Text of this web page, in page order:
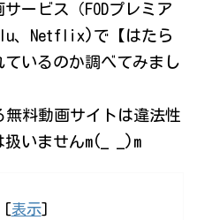
ービス（FODプレミア
、Netflix)で【はたら
いるのか調べてみまし
料動画サイトは違法性
いませんm(_ _)m
[表示]